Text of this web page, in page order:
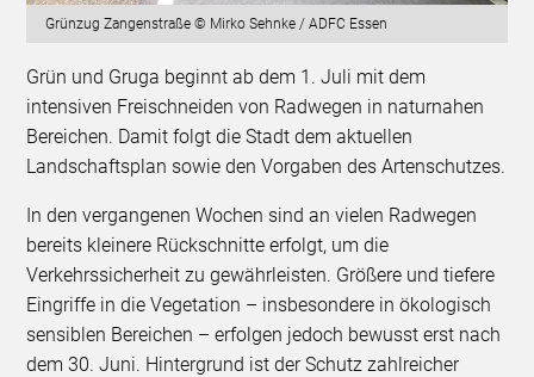
Grünzug Zangenstraße © Mirko Sehnke / ADFC Essen
Grün und Gruga beginnt ab dem 1. Juli mit dem
intensiven Freischneiden von Radwegen in naturnahen
Bereichen. Damit folgt die Stadt dem aktuellen
Landschaftsplan sowie den Vorgaben des Artenschutzes.
In den vergangenen Wochen sind an vielen Radwegen
bereits kleinere Rückschnitte erfolgt, um die
Verkehrssicherheit zu gewährleisten. Größere und tiefere
Eingriffe in die Vegetation – insbesondere in ökologisch
sensiblen Bereichen – erfolgen jedoch bewusst erst nach
dem 30. Juni. Hintergrund ist der Schutz zahlreicher